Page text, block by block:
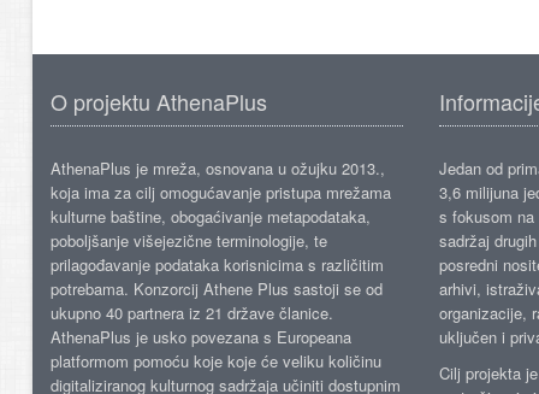
O projektu AthenaPlus
AthenaPlus je mreža, osnovana u ožujku 2013.,
koja ima za cilj omogućavanje pristupa mrežama
kulturne baštine, obogaćivanje metapodataka,
poboljšanje višejezične terminologije, te
prilagođavanje podataka korisnicima s različitim
potrebama. Konzorcij Athene Plus sastoji se od
ukupno 40 partnera iz 21 države članice.
AthenaPlus je usko povezana s Europeana
platformom pomoću koje koje će veliku količinu
digitaliziranog kulturnog sadržaja učiniti dostupnim
Jedan od
3,6 milijuna
s fokusom
sadržaj
posredni
arhivi,
organizacije,
uključen i
Cilj projekta